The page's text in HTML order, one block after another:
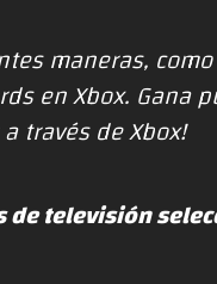
maneras,
en Xbox. Gana
través de Xbox!
televisión